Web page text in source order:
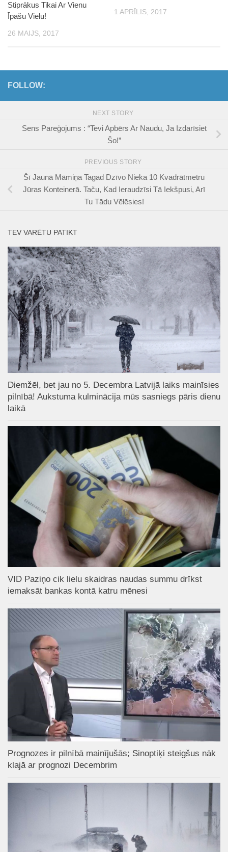
Stiprākus Tikai Ar Vienu
Īpašu Vielu!
26 MAIJS, 2017
1 APRĪLIS, 2017
FOLLOW:
NEXT STORY
Sens Pareģojums : “Tevi Apbērs Ar Naudu, Ja Izdarīsiet
Šo!”
PREVIOUS STORY
Šī Jaunā Māmiņa Tagad Dzīvo Nieka 10 Kvadrātmetru
Jūras Konteinerā. Taču, Kad Ieraudzīsi Tā Iekšpusi, Arī
Tu Tādu Vēlēsies!
TEV VARĒTU PATIKT
Diemžēl, bet jau no 5. Decembra Latvijā laiks mainīsies
pilnībā! Aukstuma kulminācija mūs sasniegs pāris dienu
laikā
VID Paziņo cik lielu skaidras naudas summu drīkst
iemaksāt bankas kontā katru mēnesi
Prognozes ir pilnībā mainījušās; Sinoptiķi steigšus nāk
klajā ar prognozi Decembrim